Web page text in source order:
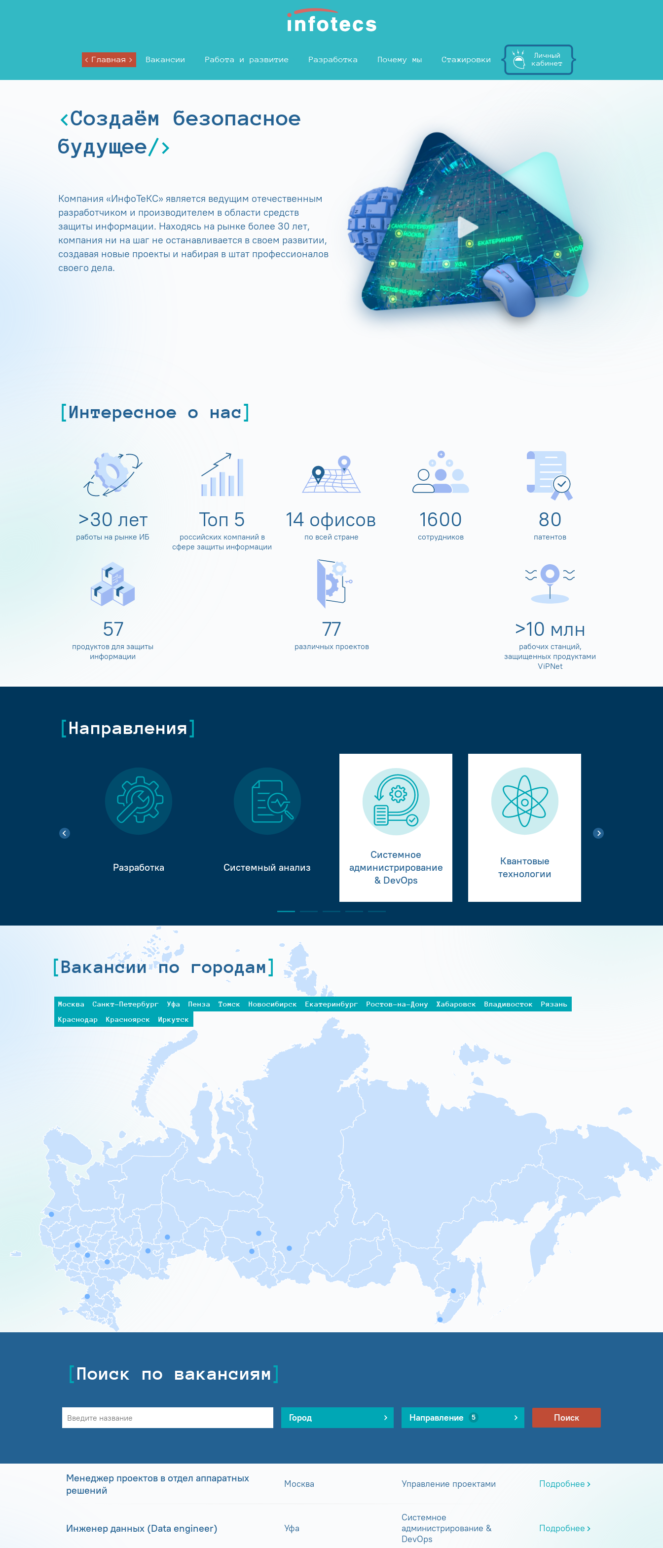
Главная Вакансии Работа и развитие Разработка Почему мы Стажировки
Личный
кабинет
Создаём безопасное
будущее
Компания «ИнфоТеКС» является ведущим отечественным
разработчиком и производителем в области средств
защиты информации. Находясь на рынке более 30 лет,
компания ни на шаг не останавливается в своем развитии,
создавая новые проекты и набирая в штат профессионалов
своего дела.
Интересное о нас
>30 лет
работы на рынке ИБ
Топ 5
российских компаний в
сфере защиты информации
14 офисов
по всей стране
1600
сотрудников
80
патентов
60
продуктов для защиты
информации
80
различных проектов
>10 млн
рабочих станций,
защищенных продуктами
ViPNet
Направления
Разработка Системный анализ
Системное
администрирование
& DevOps
Квантовые
технологии
Вакансии по городам
Москва Санкт-Петербург Уфа Пенза Томск Новосибирск Екатеринбург Ростов-на-Дону Хабаровск Владивосток
Рязань
Краснодар
Красноярск Иркутск
Поиск по вакансиям
Город Направление 5 Поиск
Менеджер проектов в отдел аппаратных
решений
Москва Управление проектами Подробнее
Инженер данных (Data engineer) Уфа
Системное
администрирование &
DevOps
Подробнее